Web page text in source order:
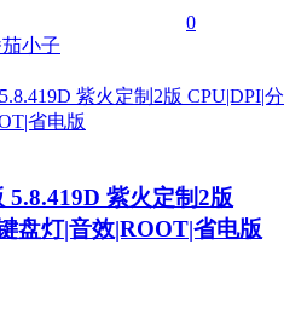
0
小子
5.8.419D 紫火定制2版
盘灯|音效|ROOT|省电版